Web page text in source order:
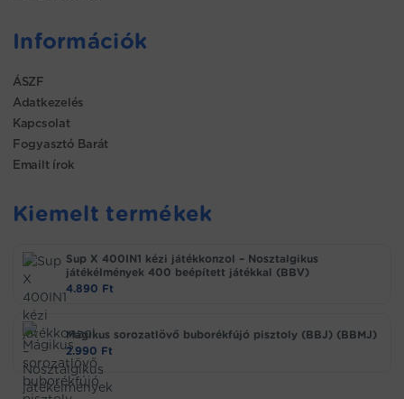
Információk
ÁSZF
Adatkezelés
Kapcsolat
Fogyasztó Barát
Emailt írok
Kiemelt termékek
Sup X 400IN1 kézi játékkonzol – Nosztalgikus
játékélmények 400 beépített játékkal (BBV)
4.890 Ft
Mágikus sorozatlövő buborékfújó pisztoly (BBJ) (BBMJ)
2.990 Ft